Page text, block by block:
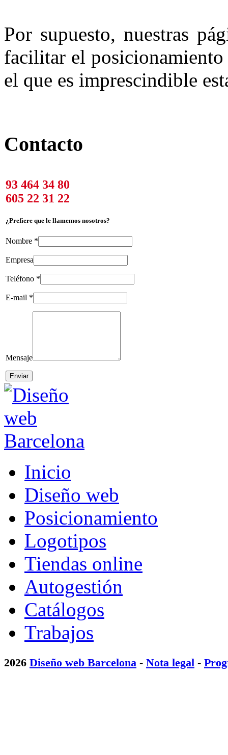
Por supuesto, nuestras
facilitar el posicionamiento
el que es imprescindible
Contacto
93 464 34 80
605 22 31 22
¿Prefiere que le llamemos nosotros?
Nombre *
Empresa
Teléfono *
E-mail *
Mensaje
Inicio
Diseño web
Posicionamiento
Logotipos
Tiendas online
Autogestión
Catálogos
Trabajos
2026 Diseño web Barcelona - Nota legal -